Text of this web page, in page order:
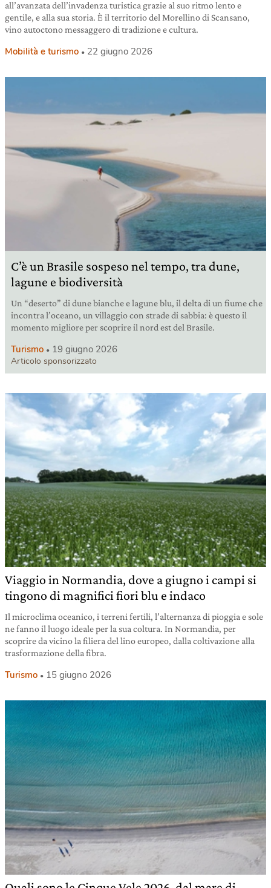
all’avanzata dell’invadenza turistica grazie al suo ritmo lento e
gentile, e alla sua storia. È il territorio del Morellino di Scansano,
vino autoctono messaggero di tradizione e cultura.
Mobilità e turismo 22 giugno 2026
C’è un Brasile sospeso nel tempo, tra dune,
lagune e biodiversità
Un “deserto” di dune bianche e lagune blu, il delta di un fiume che
incontra l’oceano, un villaggio con strade di sabbia: è questo il
momento migliore per scoprire il nord est del Brasile.
Turismo 19 giugno 2026
Articolo sponsorizzato
Viaggio in Normandia, dove a giugno i campi si
tingono di magnifici fiori blu e indaco
Il microclima oceanico, i terreni fertili, l’alternanza di pioggia e sole
ne fanno il luogo ideale per la sua coltura. In Normandia, per
scoprire da vicino la filiera del lino europeo, dalla coltivazione alla
trasformazione della fibra.
Turismo 15 giugno 2026